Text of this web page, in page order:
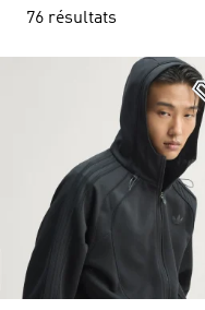
76 résultats